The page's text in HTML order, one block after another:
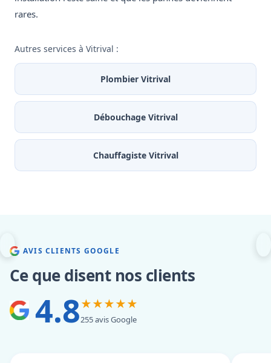
rares.
Autres services à Vitrival :
Plombier Vitrival
Débouchage Vitrival
Chauffagiste Vitrival
AVIS CLIENTS GOOGLE
Ce que disent nos clients
4.8★★★★★
255 avis Google